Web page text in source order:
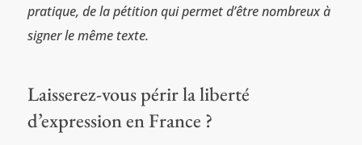
pratique, de la pétition qui permet d’être nombreux à
signer le même texte.
Laisserez-vous périr la liberté
d’expression en France ?